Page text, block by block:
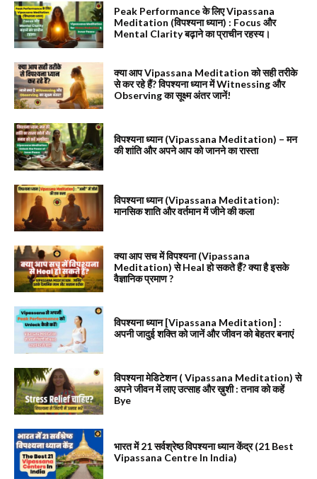
Peak Performance के लिए Vipassana
Meditation (विपश्यना ध्यान) : Focus और
Mental Clarity बढ़ाने का प्राचीन रहस्य।
क्या आप Vipassana Meditation को सही तरीके
से कर रहे हैं? विपश्यना ध्यान में Witnessing और
Observing का सूक्ष्म अंतर जानें!
विपश्यना ध्यान (Vipassana Meditation) – मन
की शांति और अपने आप को जानने का रास्ता
विपश्यना ध्यान (Vipassana Meditation):
मानसिक शाति और वर्तमान में जीने की कला
क्या आप सच में विपश्यना (Vipassana
Meditation) से Heal हो सकते हैं? क्या है इसके
वैज्ञानिक प्रमाण ?
विपश्यना ध्यान [Vipassana Meditation] :
अपनी जादुई शक्ति को जानें और जीवन को बेहतर बनाएं
विपश्यना मेडिटेशन ( Vipassana Meditation) से
अपने जीवन में लाए उत्साह और ख़ुशी : तनाव को कहें
Bye
भारत में 21 सर्वश्रेष्ठ विपश्यना ध्यान केंद्र (21 Best
Vipassana Centre In India)